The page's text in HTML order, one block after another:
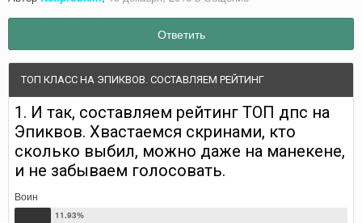
Ответить
ТОП КЛАСС НА ЭПИКВОВ. СОСТАВЛЯЕМ РЕЙТИНГ
1. И так, составляем рейтинг ТОП дпс на
Эпиквов. Хвастаемся скринами, кто
сколько выбил, можно даже на манекене,
и не забываем голосовать.
Воин